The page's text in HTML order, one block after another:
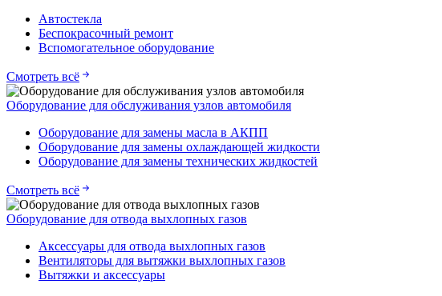
Автостекла
Беспокрасочный ремонт
Вспомогательное оборудование
Смотреть всё
Оборудование для обслуживания узлов автомобиля
Оборудование для замены масла в АКПП
Оборудование для замены охлаждающей жидкости
Оборудование для замены технических жидкостей
Смотреть всё
Оборудование для отвода выхлопных газов
Аксессуары для отвода выхлопных газов
Вентиляторы для вытяжки выхлопных газов
Вытяжки и аксессуары